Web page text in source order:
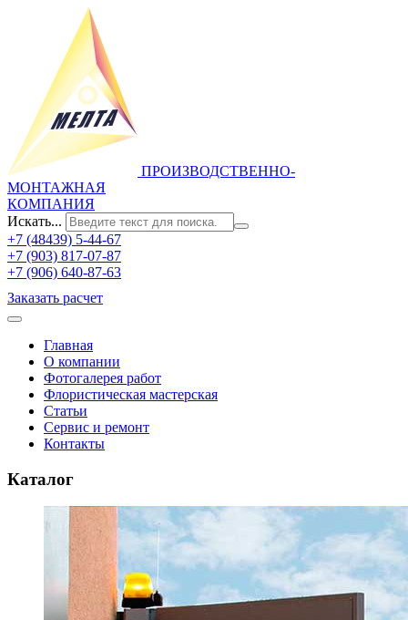
ПРОИЗВОДСТВЕННО-
МОНТАЖНАЯ
КОМПАНИЯ
Искать...
+7 (48439) 5-44-67
+7 (903) 817-07-87
+7 (906) 640-87-63
Заказать расчет
Главная
О компании
Фотогалерея работ
Флористическая мастерская
Статьи
Сервис и ремонт
Контакты
Каталог